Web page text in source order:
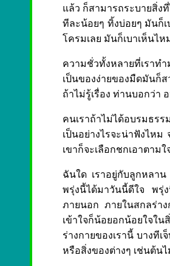
แล้ว ก็สามารถระบายสิ่ง
ทีละน้อยๆ ทิ้งบ่อยๆ มันก็
โครมเลย มันก็เบาเห็นไ
ความชั่วทั้งหลายที่เราท
เป็นของง่ายของมืดมันก็
ถ้าไม่รู้เรื่อง ท่านบอกว่า
คนเราถ้าไม่ได้อบรมธร
เป็นอย่างไรจะน่าฟังไห
เขาก็จะเลือกชกเอาตาม
ฉันใด เราอยู่กับลูกหลาน
พรุ่งนี้ได้มาวันนี้ดีใจ พรุ่
ภายนอก ภายในสกลร่า
เข้าใจก็น้อยอกน้อยใจ
ร่างกายของเรานี้ บาง
หรือสิ่งของต่างๆ เช่นต้น